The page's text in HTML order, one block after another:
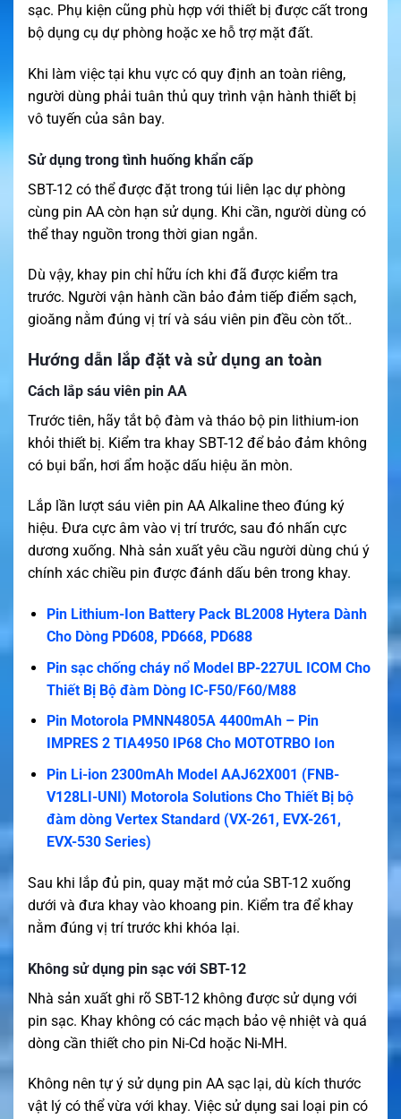
sạc. Phụ kiện cũng phù hợp với thiết bị được cất trong
bộ dụng cụ dự phòng hoặc xe hỗ trợ mặt đất.
Khi làm việc tại khu vực có quy định an toàn riêng,
người dùng phải tuân thủ quy trình vận hành thiết bị
vô tuyến của sân bay.
Sử dụng trong tình huống khẩn cấp
SBT-12 có thể được đặt trong túi liên lạc dự phòng
cùng pin AA còn hạn sử dụng. Khi cần, người dùng có
thể thay nguồn trong thời gian ngắn.
Dù vậy, khay pin chỉ hữu ích khi đã được kiểm tra
trước. Người vận hành cần bảo đảm tiếp điểm sạch,
gioăng nằm đúng vị trí và sáu viên pin đều còn tốt..
Hướng dẫn lắp đặt và sử dụng an toàn
Cách lắp sáu viên pin AA
Trước tiên, hãy tắt bộ đàm và tháo bộ pin lithium-ion
khỏi thiết bị. Kiểm tra khay SBT-12 để bảo đảm không
có bụi bẩn, hơi ẩm hoặc dấu hiệu ăn mòn.
Lắp lần lượt sáu viên pin AA Alkaline theo đúng ký
hiệu. Đưa cực âm vào vị trí trước, sau đó nhấn cực
dương xuống. Nhà sản xuất yêu cầu người dùng chú ý
chính xác chiều pin được đánh dấu bên trong khay.
Pin Lithium-Ion Battery Pack BL2008 Hytera Dành
Cho Dòng PD608, PD668, PD688
Pin sạc chống cháy nổ Model BP-227UL ICOM Cho
Thiết Bị Bộ đàm Dòng IC-F50/F60/M88
Pin Motorola PMNN4805A 4400mAh – Pin
IMPRES 2 TIA4950 IP68 Cho MOTOTRBO Ion
Pin Li-ion 2300mAh Model AAJ62X001 (FNB-
V128LI-UNI) Motorola Solutions Cho Thiết Bị bộ
đàm dòng Vertex Standard (VX-261, EVX-261,
EVX-530 Series)
Sau khi lắp đủ pin, quay mặt mở của SBT-12 xuống
dưới và đưa khay vào khoang pin. Kiểm tra để khay
nằm đúng vị trí trước khi khóa lại.
Không sử dụng pin sạc với SBT-12
Nhà sản xuất ghi rõ SBT-12 không được sử dụng với
pin sạc. Khay không có các mạch bảo vệ nhiệt và quá
dòng cần thiết cho pin Ni-Cd hoặc Ni-MH.
Không nên tự ý sử dụng pin AA sạc lại, dù kích thước
vật lý có thể vừa với khay. Việc sử dụng sai loại pin có